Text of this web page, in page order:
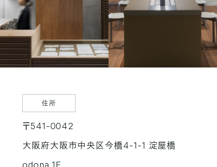
住所
〒541-0042
大阪府大阪市中央区今橋4-1-1 淀屋橋
odona 1F